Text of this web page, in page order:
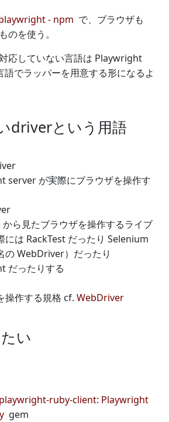
- npm で、ブラウザも
を使う。
応していない言語は Playwright
でラッパーを用意する形になるよ
driverという用語
server が実際にブラウザを操作す
ら見たブラウザを操作するライブ
には RackTest だったり Selenium
の WebDriver）だったり
だったりする
操作する規格 cf. WebDriver
い
ruby-client: Playwright
gem